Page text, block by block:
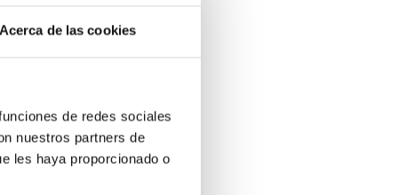
Acerca de las cookies
de redes sociales
nuestros partners de
les haya proporcionado o